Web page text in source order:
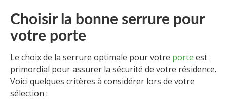
Choisir la bonne serrure pour
votre porte
Le choix de la serrure optimale pour votre porte est
primordial pour assurer la sécurité de votre résidence.
Voici quelques critères à considérer lors de votre
sélection :